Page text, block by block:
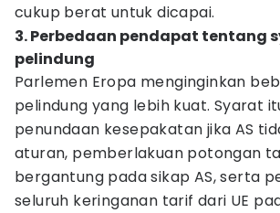
cukup berat untuk dicapai.
3. Perbedaan pendapat tentang
pelindung
Parlemen Eropa menginginkan
pelindung yang lebih kuat. Syarat
penundaan kesepakatan jika AS
aturan, pemberlakuan potongan
bergantung pada sikap AS, serta
seluruh keringanan tarif dari UE